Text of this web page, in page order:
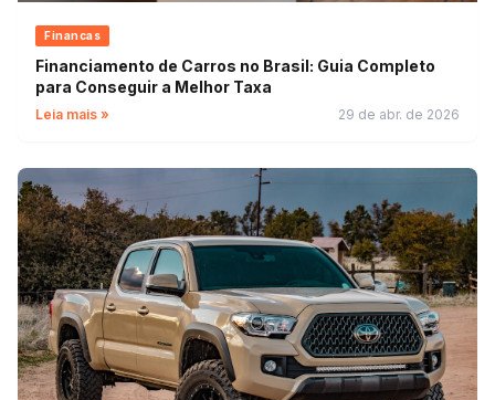
Financas
Financiamento de Carros no Brasil: Guia Completo
para Conseguir a Melhor Taxa
Leia mais » 29 de abr. de 2026